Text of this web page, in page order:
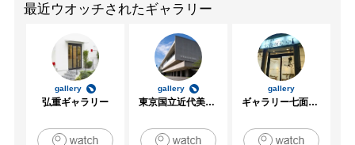
最近ウオッチされたギャラリー
gallery
弘重ギャラリー
gallery
東京国立近代美術館
gallery
ギャラリー七面坂途中